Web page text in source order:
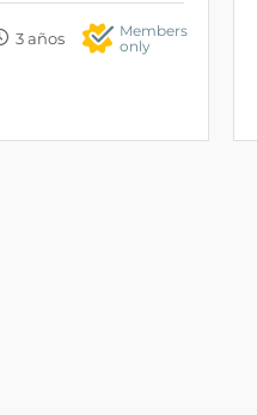
3 años
Members
only